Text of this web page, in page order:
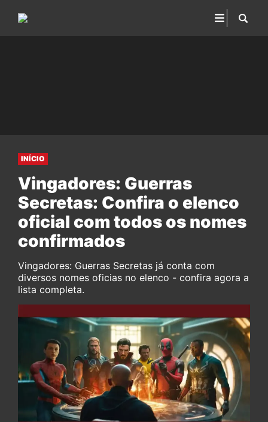
INÍCIO
Vingadores: Guerras
Secretas: Confira o elenco
oficial com todos os nomes
confirmados
Vingadores: Guerras Secretas já conta com
diversos nomes oficias no elenco - confira agora a
lista completa.